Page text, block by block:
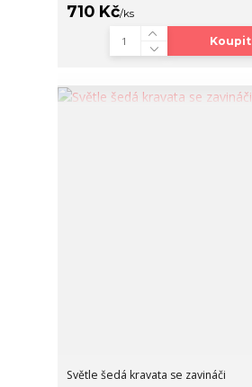
710 Kč/ks
Koupit
Světle šedá kravata se zavináči